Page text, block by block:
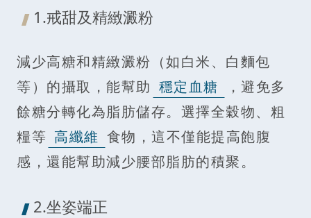
1.戒甜及精緻澱粉
減少高糖和精緻澱粉（如白米、白麵包
等）的攝取，能幫助 穩定血糖
，避免多
餘糖分轉化為脂肪儲存。選擇全穀物、粗
糧等 高纖維 食物，這不僅能提高飽腹
感，還能幫助減少腰部脂肪的積聚。
2.坐姿端正